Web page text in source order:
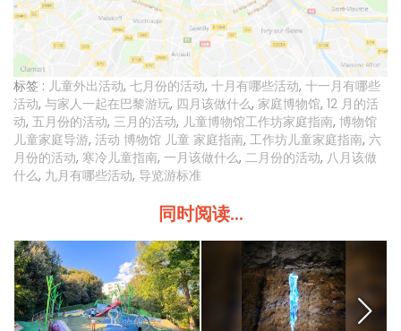
标签 : 儿童外出活动, 七月份的活动, 十月有哪些活动, 十一月有哪些
活动, 与家人一起在巴黎游玩, 四月该做什么, 家庭博物馆, 12 月的活
动, 五月份的活动, 三月的活动, 儿童博物馆工作坊家庭指南, 博物馆
儿童家庭导游, 活动 博物馆 儿童 家庭指南, 工作坊儿童家庭指南, 六
月份的活动, 寒冷儿童指南, 一月该做什么, 二月份的活动, 八月该做
什么, 九月有哪些活动, 导览游标准
同时阅读...